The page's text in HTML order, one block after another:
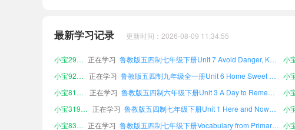
最新学习记录 更新时间：2026-08-09 11:34:55
正在学习
小宝295890 正在学习 鲁教版五四制七年级下册Unit 7 Avoid Danger, Keep Safe课文朗读
小宝921861
正在学习 鲁教版五四制九年级全一册Unit 6 Home Sweet Home课文朗读
小宝812094
正在学习 鲁教版五四制六年级下册Unit 3 A Day to Remember课文朗读
小宝319376 正在学习 鲁教版五四制七年级下册Unit 1 Here and Now课文朗读
小宝839140 正在学习 鲁教版五四制七年级下册Vocabulary from Primary School课文朗读